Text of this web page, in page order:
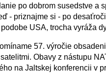
po dobrom susedstve a
- priznajme si - po
USA, trocha vyráža
57. výročie
Obavy z nástupu
na Jaltskej konferencii v